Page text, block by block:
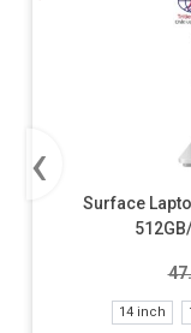
Surface
14 inch
‹